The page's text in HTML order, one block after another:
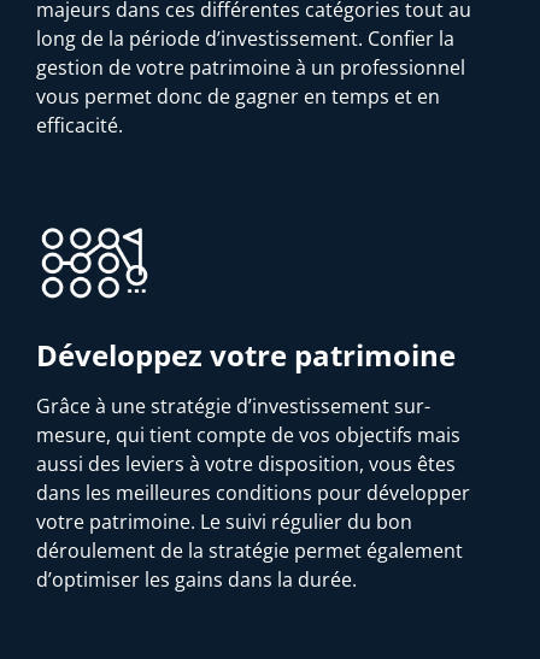
majeurs dans ces différentes catégories tout au
long de la période d’investissement. Confier la
gestion de votre patrimoine à un professionnel
vous permet donc de gagner en temps et en
efficacité.
Développez votre patrimoine
Grâce à une stratégie d’investissement sur-
mesure, qui tient compte de vos objectifs mais
aussi des leviers à votre disposition, vous êtes
dans les meilleures conditions pour développer
votre patrimoine. Le suivi régulier du bon
déroulement de la stratégie permet également
d’optimiser les gains dans la durée.